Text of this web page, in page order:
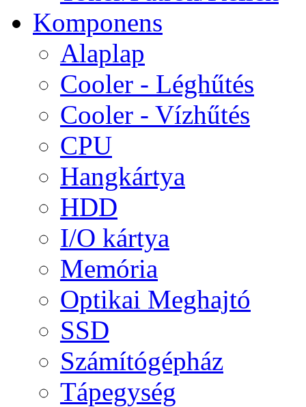
Komponens
Alaplap
Cooler - Léghűtés
Cooler - Vízhűtés
CPU
Hangkártya
HDD
I/O kártya
Memória
Optikai Meghajtó
SSD
Számítógépház
Tápegység